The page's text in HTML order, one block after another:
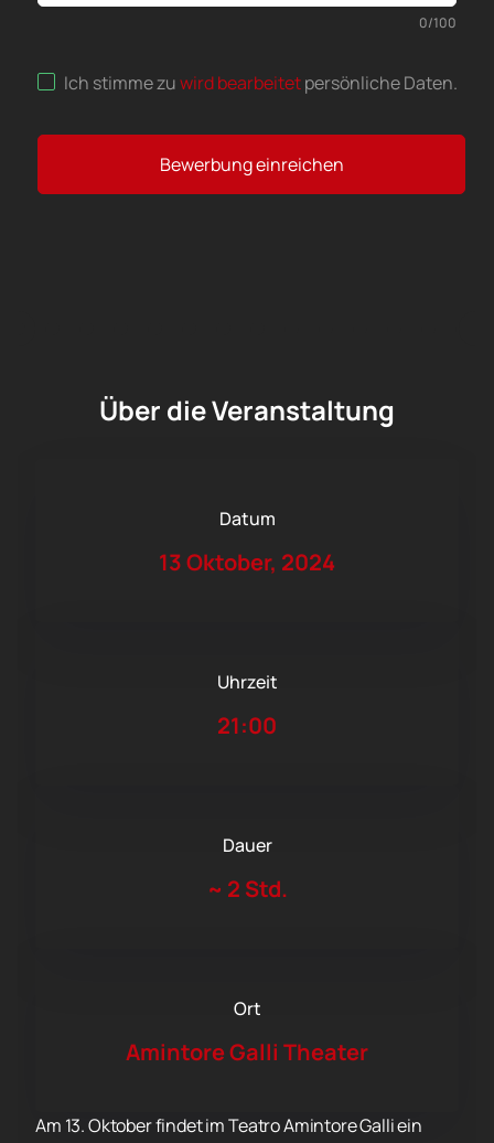
0/100
Ich stimme zuwird bearbeitetpersönliche Daten.
Bewerbung einreichen
Über die Veranstaltung
Datum
13 Oktober, 2024
Uhrzeit
21:00
Dauer
~ 2 Std.
Ort
Amintore Galli Theater
Am 13. Oktober findet im Teatro Amintore Galli ein